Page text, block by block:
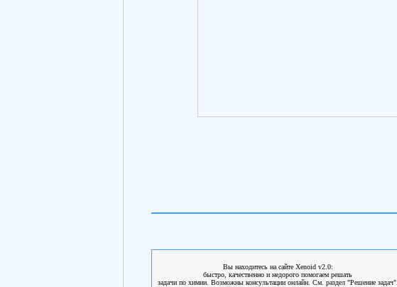
Вы находитесь на сайте Xenoid v2.0:
быстро, качественно и недорого помогаем решать
задачи по химии. Возможны консультации онлайн. См. раздел "Решение задач".